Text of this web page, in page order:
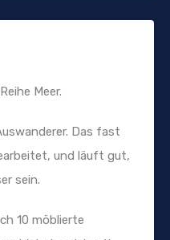
Meer.
Das fast
und läuft gut,
sein.
10 möblierte